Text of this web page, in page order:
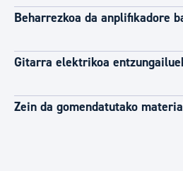
Beharrezkoa da anplifikadore
Gitarra elektrikoa
Zein da gomendatutako